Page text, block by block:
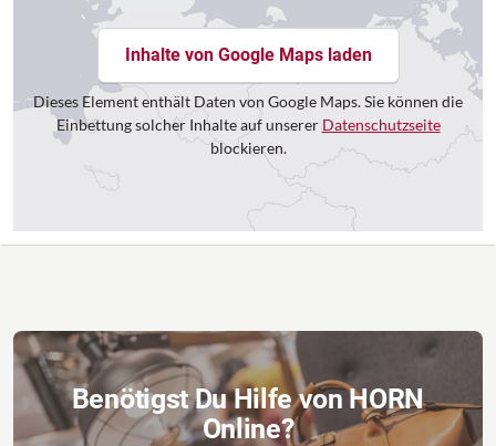
Inhalte von Google Maps laden
Dieses Element enthält Daten von Google Maps. Sie können die
Einbettung solcher Inhalte auf unserer Datenschutzseite
blockieren.
Benötigst Du Hilfe von HORN
Online?